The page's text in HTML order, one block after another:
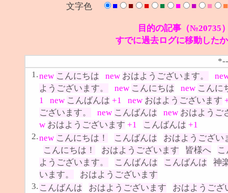
文字色
■ ■ ■ ■ ■ ■ ■ ■
目的の記事（№20735
すでに過去ログに移動した
1.new こんにちは new おはようございます。
ようございます。
new こんにちは new こんに
1
new こんばんは +1 new おはようございます
ございます。
new こんばんは new おはようご
w おはようございます +1 こんばんは +1
2.new こんにちは！ こんばんは
おはようござい
こんにちは！
おはようございます 皆様へ
ようございます。
こんばんは こんばんは
神
います。
おはようございます
3. こんばんは おはようございます
おはようござ